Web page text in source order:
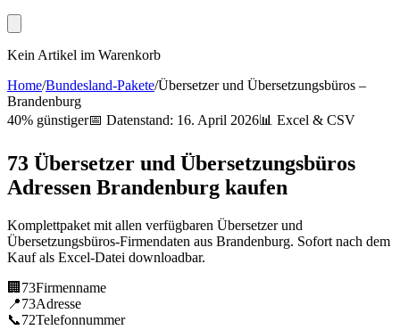
Kein Artikel im Warenkorb
Home/Bundesland-Pakete/Übersetzer und Übersetzungsbüros –
Brandenburg
40% günstiger📅 Datenstand: 16. April 2026📊 Excel & CSV
73 Übersetzer und Übersetzungsbüros
Adressen Brandenburg kaufen
Komplettpaket mit allen verfügbaren Übersetzer und
Übersetzungsbüros-Firmendaten aus Brandenburg. Sofort nach dem
Kauf als Excel-Datei downloadbar.
🏢 73Firmenname
📍73Adresse
📞72Telefonnummer